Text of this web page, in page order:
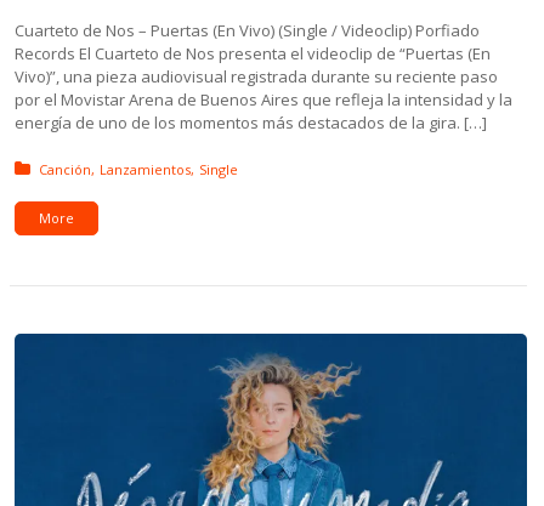
Cuarteto de Nos – Puertas (En Vivo) (Single / Videoclip) Porfiado
Records El Cuarteto de Nos presenta el videoclip de “Puertas (En
Vivo)”, una pieza audiovisual registrada durante su reciente paso
por el Movistar Arena de Buenos Aires que refleja la intensidad y la
energía de uno de los momentos más destacados de la gira. […]
Posted in:
Canción Lanzamientos Single
More